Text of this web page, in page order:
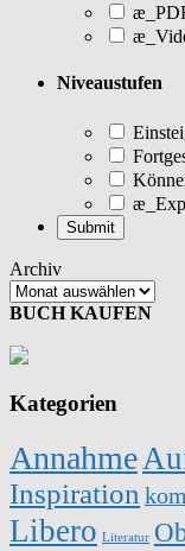
Niveaustufen
Archiv
BUCH KAUFEN
Kategorien
Annahme
Inspiration
Libero Literatur